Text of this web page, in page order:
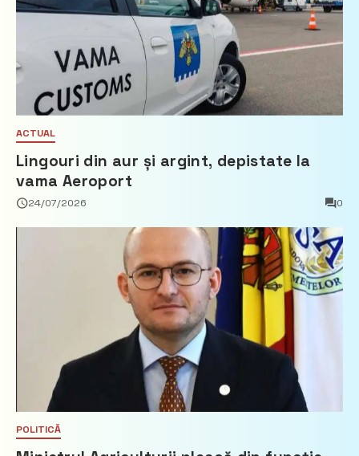
ACTUAL
Lingouri din aur și argint, depistate la
vama Aeroport
24/07/2026 0
POLITICĂ